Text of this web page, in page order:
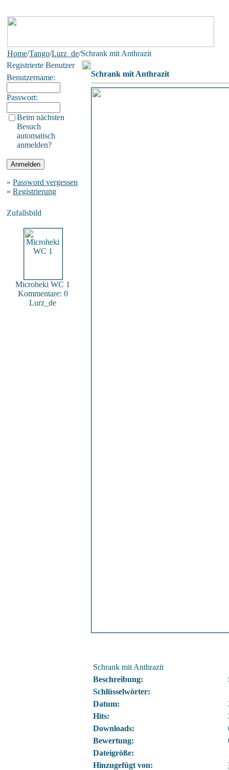
Home/Tango/Lurz_de/Schrank mit Anthrazit
Registrierte Benutzer
Benutzername:
Passwort:
Beim nächsten
Besuch
automatisch
anmelden?
» Password vergessen
» Registrierung
Zufallsbild
Microheki WC 1
Kommentare: 0
Lurz_de
Schrank mit Anthrazit
Schrank mit Anthrazit
Beschreibung:
Schlüsselwörter:
Datum:
Hits:
Downloads:
Bewertung:
Dateigröße:
Hinzugefügt von: